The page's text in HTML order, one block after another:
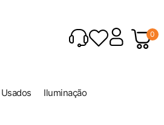
0
Usados Iluminação